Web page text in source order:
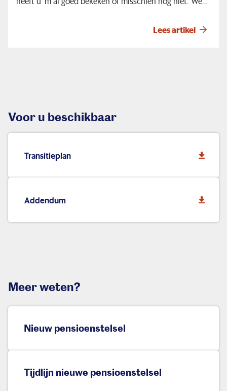
Lees artikel
Voor u beschikbaar
Transitieplan
Addendum
Meer weten?
Nieuw pensioenstelsel
Tijdlijn nieuwe pensioenstelsel